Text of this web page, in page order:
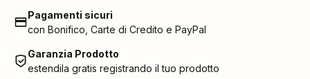
Pagamenti sicuri
con Bonifico, Carte di Credito e PayPal
Garanzia Prodotto
estendila gratis registrando il tuo prodotto